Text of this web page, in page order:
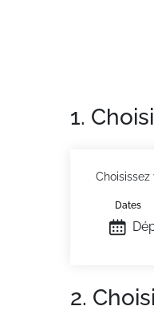
1.
Dates
2.